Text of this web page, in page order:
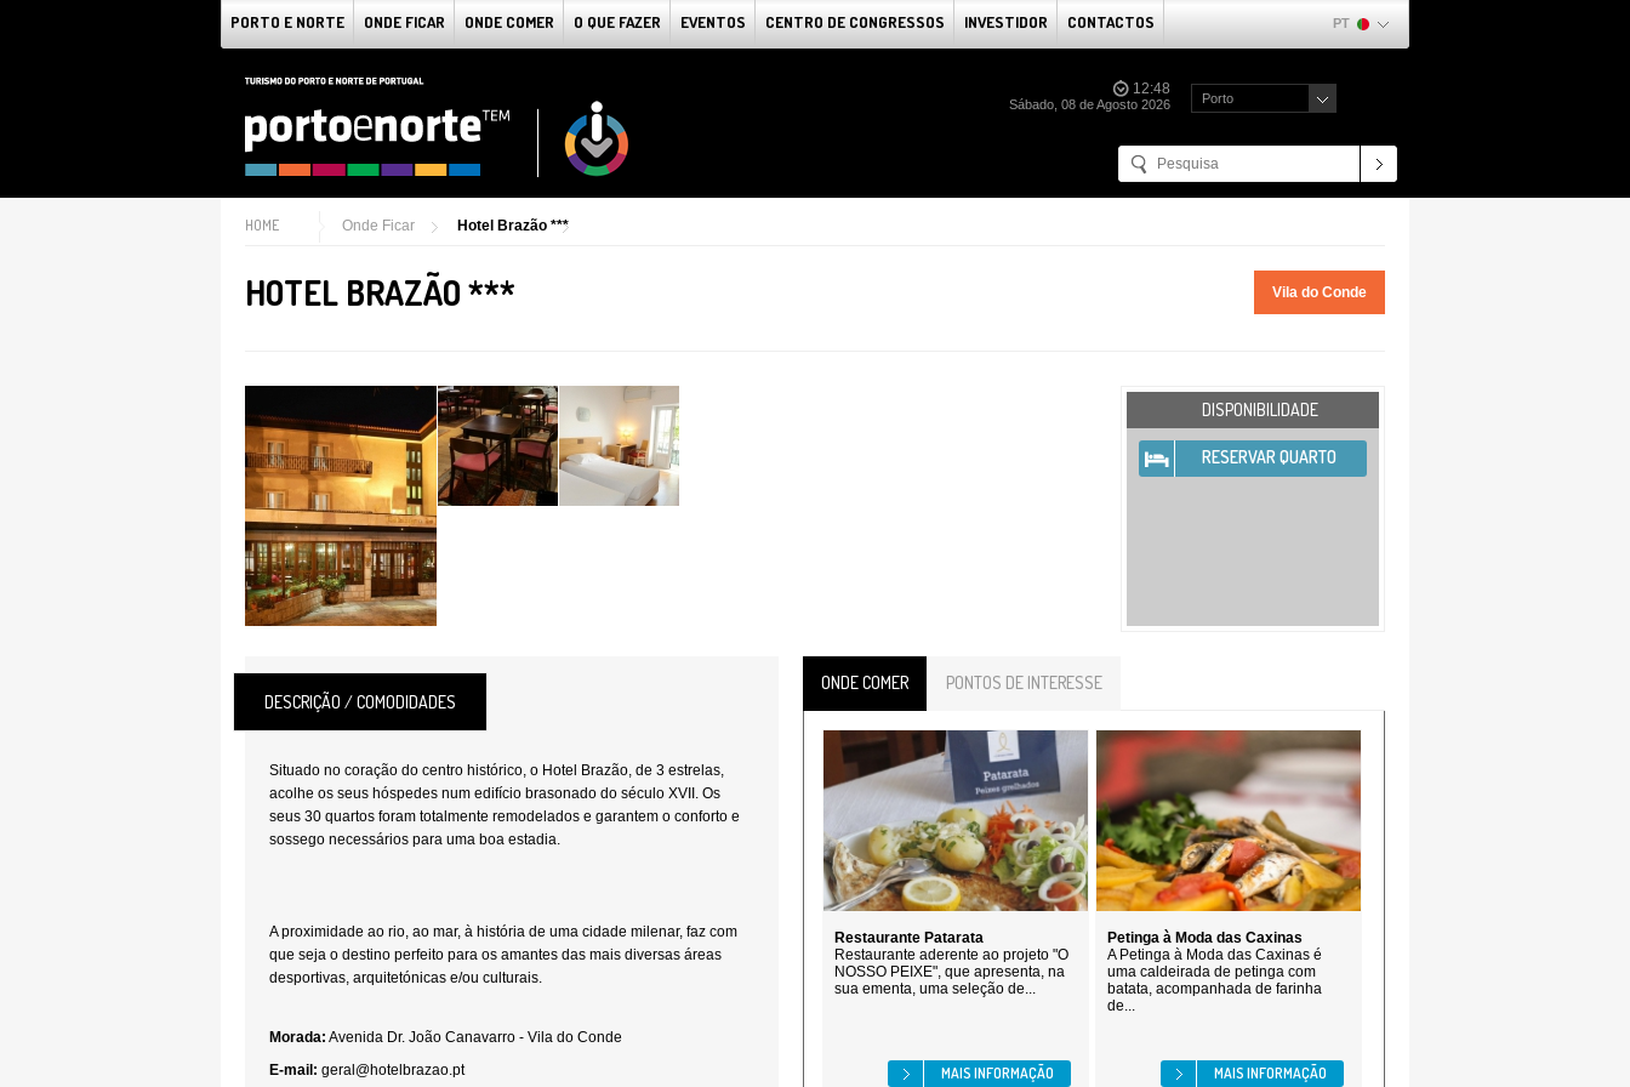
PORTO E NORTE ONDE FICAR ONDE COMER O QUE FAZER EVENTOS CENTRO DE CONGRESSOS INVESTIDOR CONTACTOS PT
12:48
Sábado, 08 de Agosto 2026 Porto
HOME Onde Ficar Hotel Brazão ***
HOTEL BRAZÃO *** Vila do Conde
DISPONIBILIDADE
RESERVAR QUARTO
DESCRIÇÃO / COMODIDADES
Situado no coração do centro histórico, o Hotel Brazão, de 3 estrelas,
acolhe os seus hóspedes num edifício brasonado do século XVII. Os
seus 30 quartos foram totalmente remodelados e garantem o conforto e
sossego necessários para uma boa estadia.
A proximidade ao rio, ao mar, à história de uma cidade milenar, faz com
que seja o destino perfeito para os amantes das mais diversas áreas
desportivas, arquitetónicas e/ou culturais.
Morada: Avenida Dr. João Canavarro - Vila do Conde
E-mail: geral@hotelbrazao.pt
ONDE COMER PONTOS DE INTERESSE
Restaurante Patarata
Restaurante aderente ao projeto "O
NOSSO PEIXE", que apresenta, na
sua ementa, uma seleção de...
MAIS INFORMAÇÃO
Petinga à Moda das Caxinas
A Petinga à Moda das Caxinas é
uma caldeirada de petinga com
batata, acompanhada de farinha
de...
MAIS INFORMAÇÃO